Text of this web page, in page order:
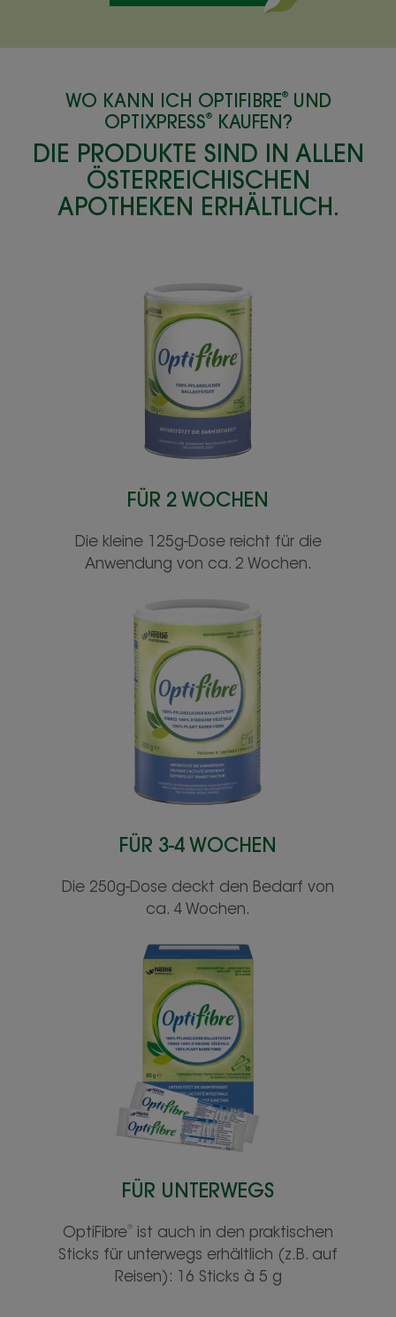
WO KANN ICH OPTIFIBRE®UND
OPTIXPRESS®KAUFEN?
DIE PRODUKTE SIND IN ALLEN
ÖSTERREICHISCHEN
APOTHEKEN ERHÄLTLICH.
FÜR 2 WOCHEN
Die kleine 125g-Dose reicht für die
Anwendung von ca. 2 Wochen.
FÜR 3-4 WOCHEN
Die 250g-Dose deckt den Bedarf von
ca. 4 Wochen.
FÜR UNTERWEGS
OptiFibre®
ist auch in den praktischen
Sticks für unterwegs erhältlich (z.B. auf
Reisen): 16 Sticks à 5 g